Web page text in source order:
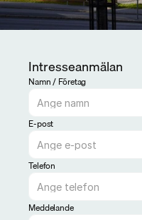
Intresseanmälan
Namn / Företag
E-post
Telefon
Meddelande